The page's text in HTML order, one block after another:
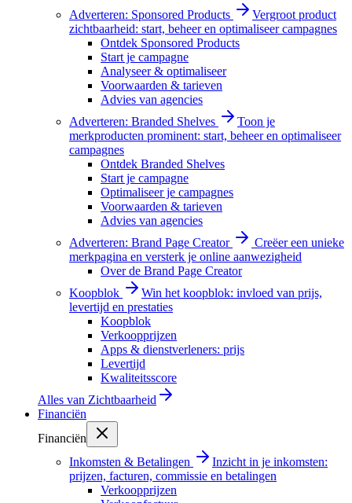
Adverteren: Sponsored Products
Vergroot product
zichtbaarheid: start, beheer en optimaliseer campagnes
Ontdek Sponsored Products
Start je campagne
Analyseer & optimaliseer
Voorwaarden & tarieven
Advies van agencies
Adverteren: Branded Shelves
Toon je
merkproducten prominent: start, beheer en optimaliseer
campagnes
Ontdek Branded Shelves
Start je campagne
Optimaliseer je campagnes
Voorwaarden & tarieven
Advies van agencies
Adverteren: Brand Page Creator
Creëer een unieke
merkpagina en versterk je online aanwezigheid
Over de Brand Page Creator
Koopblok
Win het koopblok: invloed van prijs,
levertijd en prestaties
Koopblok
Verkoopprijzen
Apps & dienstverleners: prijs
Levertijd
Kwaliteitsscore
Alles van Zichtbaarheid
Financiën
Financiën
Inkomsten & Betalingen
Inzicht in je inkomsten:
prijzen, facturen, commissie en betalingen
Verkoopprijzen